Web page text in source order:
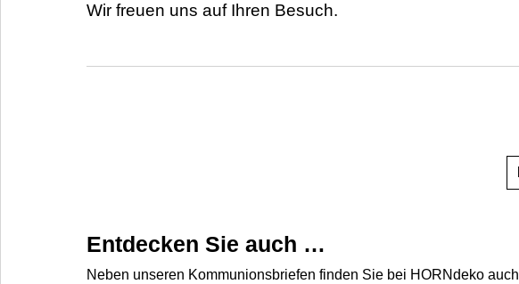
Wir freuen uns auf Ihren Besuch.
Entdecken Sie auch …
Neben unseren Kommunionsbriefen finden Sie bei HORNdeko auch